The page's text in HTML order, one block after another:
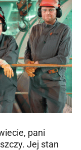
pani
Jej stan